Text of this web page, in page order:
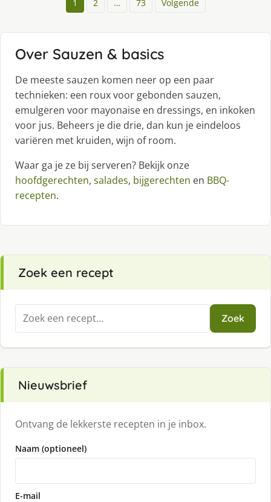
1 2 … 73 Volgende
Over Sauzen & basics
De meeste sauzen komen neer op een paar
technieken: een roux voor gebonden sauzen,
emulgeren voor mayonaise en dressings, en inkoken
voor jus. Beheers je die drie, dan kun je eindeloos
variëren met kruiden, wijn of room.
Waar ga je ze bij serveren? Bekijk onze
hoofdgerechten, salades, bijgerechten en BBQ-
recepten.
Zoek een recept
Zoeken
naar:
Zoek
Nieuwsbrief
Ontvang de lekkerste recepten in je inbox.
Naam (optioneel)
E-mail